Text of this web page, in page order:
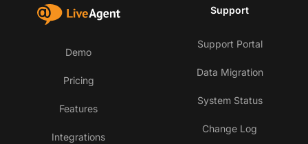
Demo
Pricing
Features
Integrations
Support
Support Portal
Data Migration
System Status
Change Log